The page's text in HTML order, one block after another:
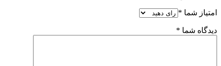
امتیاز شما *
دیدگاه شما *